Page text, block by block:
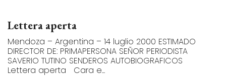
Lettera aperta
Mendoza – Argentina – 14 luglio 2000 ESTIMADO
DIRECTOR DE: PRIMAPERSONA SEÑOR PERIODISTA
SAVERIO TUTINO SENDEROS AUTOBIOGRAFICOS
Lettera aperta Cara e...